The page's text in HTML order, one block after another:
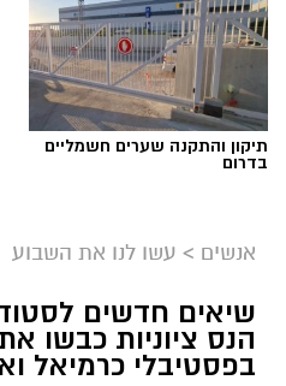
תיקון והתקנה שערים חשמליים
בדרום
אנשים > עשו לנו את השבוע
שיאים חדשים
הנס ציוניות כבשו
בפסטיבלי כרמיאל